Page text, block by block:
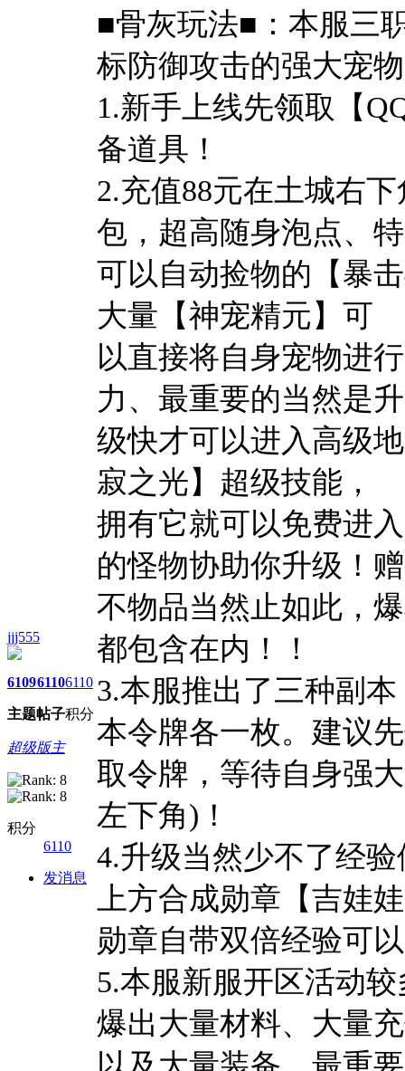
jjj555
6109
主题
6110
帖子
6110
积分
超级版主
积分
6110
发消息
■骨灰玩法■：本服三
标防御攻击的强大宠
1.新手上线先领取【
备道具！
2.充值88元在土城右
包，超高随身泡点、
可以自动捡物的【暴
大量【神宠精元】可
以直接将自身宠物进
力、最重要的当然是升
级快才可以进入高级
寂之光】超级技能，
拥有它就可以免费进
的怪物协助你升级！
不物品当然止如此，
都包含在内！！
3.本服推出了三种副
本令牌各一枚。建议
取令牌，等待自身强
左下角)！
4.升级当然少不了经
上方合成勋章【吉娃
勋章自带双倍经验可
5.本服新服开区活动
爆出大量材料、大量